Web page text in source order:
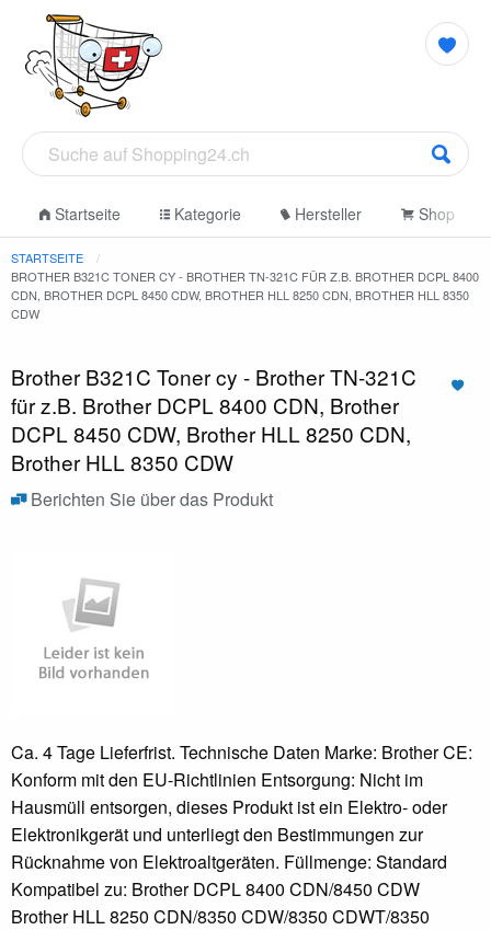
Startseite Kategorie Hersteller Shop
STARTSEITE
BROTHER B321C TONER CY - BROTHER TN-321C FÜR Z.B. BROTHER DCPL 8400
CDN, BROTHER DCPL 8450 CDW, BROTHER HLL 8250 CDN, BROTHER HLL 8350
CDW
Brother B321C Toner cy - Brother TN-321C
für z.B. Brother DCPL 8400 CDN, Brother
DCPL 8450 CDW, Brother HLL 8250 CDN,
Brother HLL 8350 CDW
Berichten Sie über das Produkt
Ca. 4 Tage Lieferfrist. Technische Daten Marke: Brother CE:
Konform mit den EU-Richtlinien Entsorgung: Nicht im
Hausmüll entsorgen, dieses Produkt ist ein Elektro- oder
Elektronikgerät und unterliegt den Bestimmungen zur
Rücknahme von Elektroaltgeräten. Füllmenge: Standard
Kompatibel zu: Brother DCPL 8400 CDN/8450 CDW
Brother HLL 8250 CDN/8350 CDW/8350 CDWT/8350